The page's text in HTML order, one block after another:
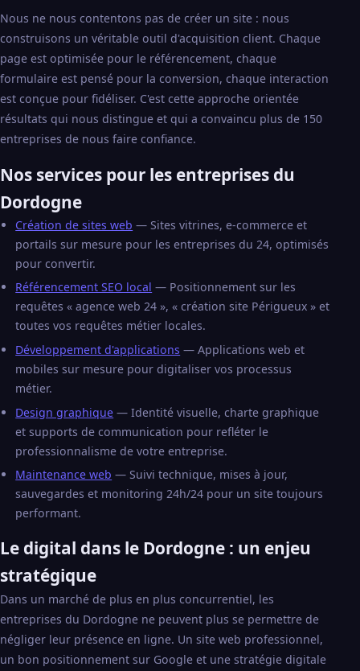
Nous ne nous contentons pas de créer un site : nous
construisons un véritable outil d'acquisition client. Chaque
page est optimisée pour le référencement, chaque
formulaire est pensé pour la conversion, chaque interaction
est conçue pour fidéliser. C'est cette approche orientée
résultats qui nous distingue et qui a convaincu plus de 150
entreprises de nous faire confiance.
Nos services pour les entreprises du
Dordogne
Création de sites web — Sites vitrines, e-commerce et
portails sur mesure pour les entreprises du 24, optimisés
pour convertir.
Référencement SEO local — Positionnement sur les
requêtes « agence web 24 », « création site Périgueux » et
toutes vos requêtes métier locales.
Développement d'applications — Applications web et
mobiles sur mesure pour digitaliser vos processus
métier.
Design graphique — Identité visuelle, charte graphique
et supports de communication pour refléter le
professionnalisme de votre entreprise.
Maintenance web — Suivi technique, mises à jour,
sauvegardes et monitoring 24h/24 pour un site toujours
performant.
Le digital dans le Dordogne : un enjeu
stratégique
Dans un marché de plus en plus concurrentiel, les
entreprises du Dordogne ne peuvent plus se permettre de
négliger leur présence en ligne. Un site web professionnel,
un bon positionnement sur Google et une stratégie digitale